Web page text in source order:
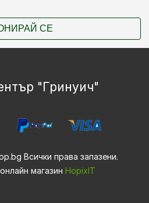
СЕ
"Гринуич"
Всички права запазени.
магазин HopixIT